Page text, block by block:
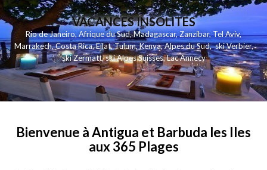
VACANCES INSOLITES
Rio de Janeiro,Afrique du Sud,Madagascar,Zanzibar,Tel Aviv,
Marrakech,Costa Rica,Eilat,Tulum,Kenya,Alpes du Sud,ski Verbier,
ski Zermatt,ski Alpes Suisses,Lac Annecy
Bienvenue à Antigua et Barbuda les Iles
aux 365 Plages